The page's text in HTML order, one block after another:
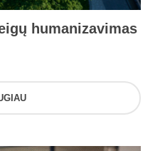
humanizavimas